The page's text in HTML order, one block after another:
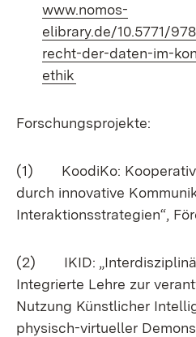
www.nomos-
elibrary.de/10.5771/
recht-der-daten-im-
ethik
Forschungsprojekte:
(1) KoodiKo:
durch innovative
Interaktionsstrategien“,
(2) IKID:
Integrierte Lehre zur
Nutzung Künstlicher
physisch-virtueller